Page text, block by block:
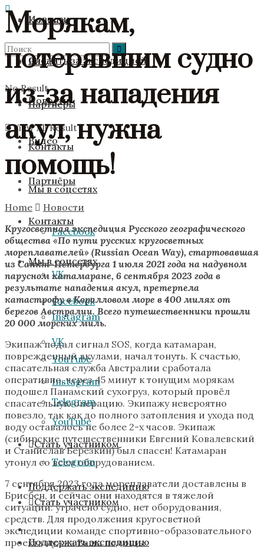
Новости
Видео
Партнёры
Контакты
Мы в соцсетях
Facebook
VK
Instagram
YouTube
Telegram
Стать участником
Поддержать экспедицию
Команда
Следить за экспедицией
Новости
Видео
Партнёры
Контакты
Мы в соцсетях
Facebook
VK
Instagram
YouTube
Telegram
Стать участником
Поддержать экспедицию
No Result
View All Result
Морякам,
потерявшим судно
из-за нападения
акул, нужна
помощь!
Home
Новости
Кругосветная экспедиция Русского географического
общества «По пути русских кругосветных
мореплавателей» (Russian Ocean Way), стартовавшая
из Санкт-Петербурга 1 июля 2021 года на надувном
парусном катамаране, 6 сентября 2023 года в
результате нападения акул, претерпела
катастрофу в Коралловом море в 400 милях от
берегов Австралии. Всего путешественники прошли
20 000 морских миль.
Экипаж подал сигнал SOS, когда катамаран,
поврежденный акулами, начал тонуть. К счастью,
спасательная служба Австралии сработала
оперативно, через 45 минут к тонущим морякам
подошел Панамский сухогруз, который провёл
спасательную операцию. Экипажу невероятно
повезло, так как до полного затопления и ухода под
воду оставалось не более 2-х часов. Экипаж
(сибирские путешественники Евгений Ковалевский
и Станислав Березкин) был спасен! Катамаран
утонул со всем оборудованием.
7 сентября 2023 года мореплаватели доставлены в
Брисбен, и сейчас они находятся в тяжелой
ситуации: утрачено судно, нет оборудования,
средств. Для продолжения кругосветной
экспедиции команде спортивно-образовательного
проекта нужна Ваша помощь.